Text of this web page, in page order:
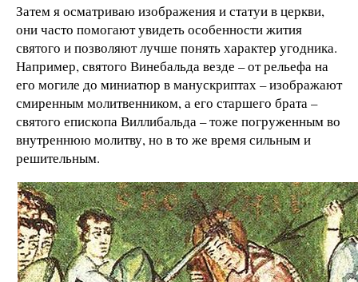
Затем я осматриваю изображения и статуи в церкви,
они часто помогают увидеть особенности жития
святого и позволяют лучше понять характер угодника.
Например, святого Винебальда везде – от рельефа на
его могиле до миниатюр в манускриптах – изображают
смиренным молитвенником, а его старшего брата –
святого епископа Виллибальда – тоже погруженным во
внутреннюю молитву, но в то же время сильным и
решительным.